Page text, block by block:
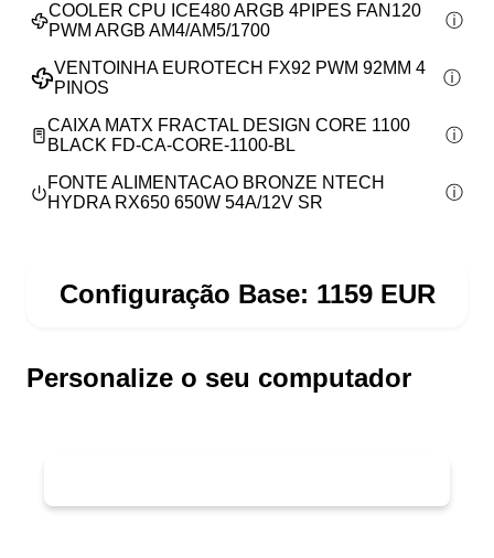
COOLER CPU ICE480 ARGB 4PIPES FAN120
PWM ARGB AM4/AM5/1700
VENTOINHA EUROTECH FX92 PWM 92MM 4
PINOS
CAIXA MATX FRACTAL DESIGN CORE 1100
BLACK FD-CA-CORE-1100-BL
FONTE ALIMENTACAO BRONZE NTECH
HYDRA RX650 650W 54A/12V SR
Configuração Base: 1159 EUR
Personalize o seu computador